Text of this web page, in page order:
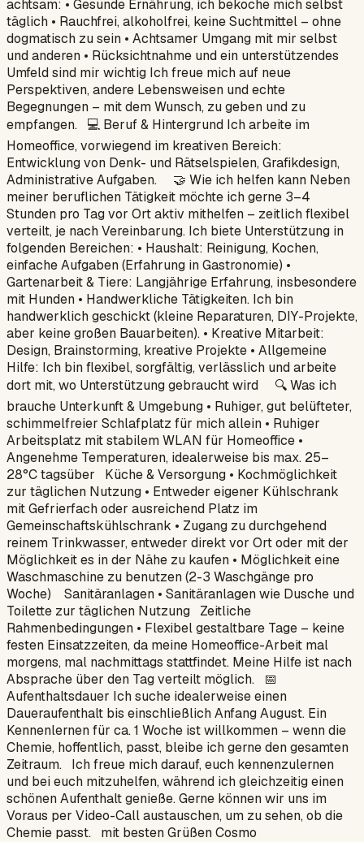
achtsam: • Gesunde Ernährung, ich bekoche mich selbst
täglich • Rauchfrei, alkoholfrei, keine Suchtmittel – ohne
dogmatisch zu sein • Achtsamer Umgang mit mir selbst
und anderen • Rücksichtnahme und ein unterstützendes
Umfeld sind mir wichtig Ich freue mich auf neue
Perspektiven, andere Lebensweisen und echte
Begegnungen – mit dem Wunsch, zu geben und zu
empfangen. 💻 Beruf & Hintergrund Ich arbeite im
Homeoffice, vorwiegend im kreativen Bereich:
Entwicklung von Denk- und Rätselspielen, Grafikdesign,
Administrative Aufgaben. 🤝 Wie ich helfen kann Neben
meiner beruflichen Tätigkeit möchte ich gerne 3–4
Stunden pro Tag vor Ort aktiv mithelfen – zeitlich flexibel
verteilt, je nach Vereinbarung. Ich biete Unterstützung in
folgenden Bereichen: • Haushalt: Reinigung, Kochen,
einfache Aufgaben (Erfahrung in Gastronomie) •
Gartenarbeit & Tiere: Langjährige Erfahrung, insbesondere
mit Hunden • Handwerkliche Tätigkeiten. Ich bin
handwerklich geschickt (kleine Reparaturen, DIY-Projekte,
aber keine großen Bauarbeiten). • Kreative Mitarbeit:
Design, Brainstorming, kreative Projekte • Allgemeine
Hilfe: Ich bin flexibel, sorgfältig, verlässlich und arbeite
dort mit, wo Unterstützung gebraucht wird 🔍 Was ich
brauche Unterkunft & Umgebung • Ruhiger, gut belüfteter,
schimmelfreier Schlafplatz für mich allein • Ruhiger
Arbeitsplatz mit stabilem WLAN für Homeoffice •
Angenehme Temperaturen, idealerweise bis max. 25–
28°C tagsüber Küche & Versorgung • Kochmöglichkeit
zur täglichen Nutzung • Entweder eigener Kühlschrank
mit Gefrierfach oder ausreichend Platz im
Gemeinschaftskühlschrank • Zugang zu durchgehend
reinem Trinkwasser, entweder direkt vor Ort oder mit der
Möglichkeit es in der Nähe zu kaufen • Möglichkeit eine
Waschmaschine zu benutzen (2-3 Waschgänge pro
Woche) Sanitäranlagen • Sanitäranlagen wie Dusche und
Toilette zur täglichen Nutzung Zeitliche
Rahmenbedingungen • Flexibel gestaltbare Tage – keine
festen Einsatzzeiten, da meine Homeoffice-Arbeit mal
morgens, mal nachmittags stattfindet. Meine Hilfe ist nach
Absprache über den Tag verteilt möglich. 📅
Aufenthaltsdauer Ich suche idealerweise einen
Daueraufenthalt bis einschließlich Anfang August. Ein
Kennenlernen für ca. 1 Woche ist willkommen – wenn die
Chemie, hoffentlich, passt, bleibe ich gerne den gesamten
Zeitraum. Ich freue mich darauf, euch kennenzulernen
und bei euch mitzuhelfen, während ich gleichzeitig einen
schönen Aufenthalt genieße. Gerne können wir uns im
Voraus per Video-Call austauschen, um zu sehen, ob die
Chemie passt. mit besten Grüßen Cosmo